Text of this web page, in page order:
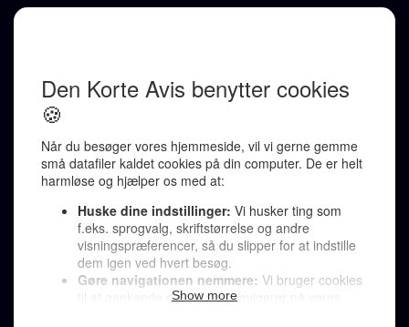
Karen Jespersen
Redaktionen kontaktes via mail til
redaktion@denkorteavis.dk
Telefonsvarer 20 30 10 96
Von Ostensgade 22, 2791 Dragør
LINKS
Tidligere aviser >
Støt Den Korte Avis >